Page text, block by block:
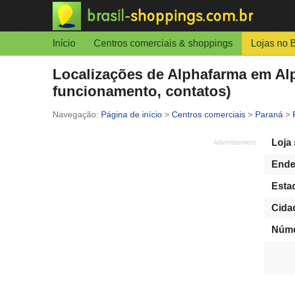
Início Centros comerciais & shoppings Lojas no
Localizações de Alphafarma em
funcionamento, contatos)
Página de início > Centros comerciais > Paraná >
Loja